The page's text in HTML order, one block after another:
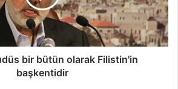
bir bütün olarak Filistin'in
başkentidir